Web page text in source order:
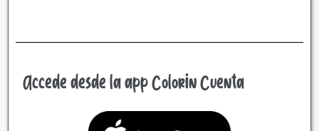
Accede desde la app Colorin Cuenta